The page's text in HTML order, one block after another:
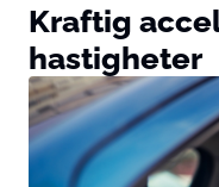
Kraftig
hastigheter